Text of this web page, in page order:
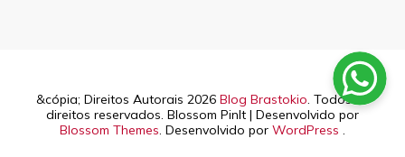
&cópia; Direitos Autorais 2026 Blog Brastokio. Todos os
direitos reservados. Blossom PinIt | Desenvolvido por
Blossom Themes. Desenvolvido por WordPress .